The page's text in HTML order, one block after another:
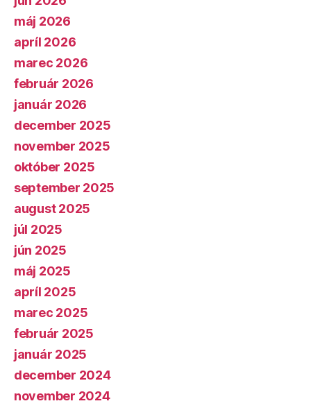
máj 2026
apríl 2026
marec 2026
február 2026
január 2026
december 2025
november 2025
október 2025
september 2025
august 2025
júl 2025
jún 2025
máj 2025
apríl 2025
marec 2025
február 2025
január 2025
december 2024
november 2024